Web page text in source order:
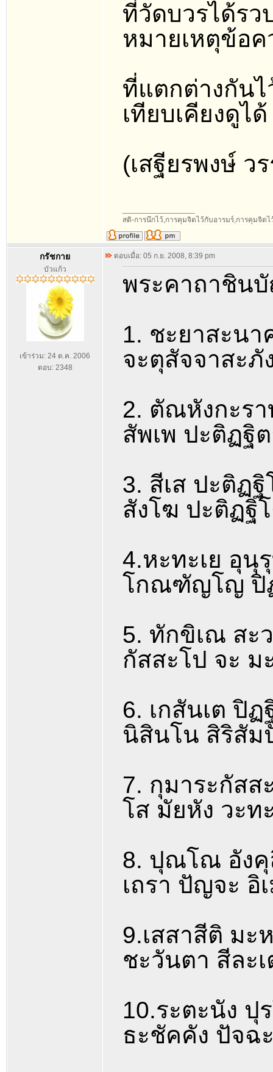
ที่วัดบวรได้ร
หมายเหตุข้อค
ที่แตกต่างกัน
เทียบเคียงดูได้
(เสฐียรพงษ์ ว
สติ-การนึกไว้,การคุมจิตไว้กับอารมร์,การคุมจิ
กรัชกาย
บัวแก้ว
เข้าร่วม: 24 ต.ค. 2006
ตอบ: 2348
ตอบเมื่อ: 05 ก.ย. 2008, 8:39 pm
พระคาถาชิน
1. ชะยาสะนา
จะตุสัจจาสะภั
2. ตัณหังกะร
สัพเพ ปะติฏฐิ
3. สีเส ปะติฏ
สังโฆ ปะติฏฐิ
4.หะทะเย อุนุ
โกณฑัญโญ ปิฏ
5. ทักขิเณ สะ
กัสสะโป จะ ม
6. เกสันเต ปิ
นิสินโน สิริสัม
7. กุมาระกัสส
โส มัยหัง วะท
8. ปุณโณ อังคุ
เถรา ปัญจะ อิ
9.เสสาสีติ มะ
ชะวันตา สีละ
10.ระตะนัง ปุ
ธะชัคคัง ปัจฉ